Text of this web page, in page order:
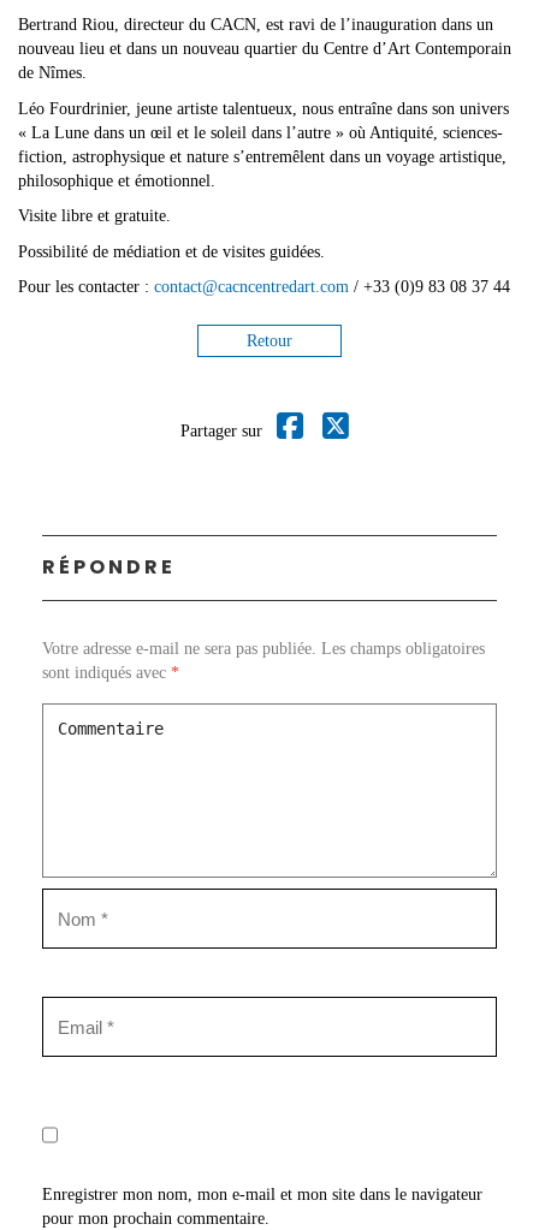
Bertrand Riou, directeur du CACN, est ravi de l’inauguration dans un
nouveau lieu et dans un nouveau quartier du Centre d’Art Contemporain
de Nîmes.
Léo Fourdrinier, jeune artiste talentueux, nous entraîne dans son univers
« La Lune dans un œil et le soleil dans l’autre » où Antiquité, sciences-
fiction, astrophysique et nature s’entremêlent dans un voyage artistique,
philosophique et émotionnel.
Visite libre et gratuite.
Possibilité de médiation et de visites guidées.
Pour les contacter :​ contact@cacncentredart.com / +33 (0)9 83 08 37 44
Retour
Partager sur
RÉPONDRE
Votre adresse e-mail ne sera pas publiée. Les champs obligatoires
sont indiqués avec *
Enregistrer mon nom, mon e-mail et mon site dans le navigateur
pour mon prochain commentaire.